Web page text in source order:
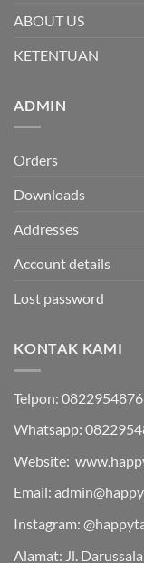
ABOUT US
KETENTUAN
ADMIN
Orders
Downloads
Addresses
Account details
Lost password
KONTAK KAMI
Telpon:
Whatsapp:
Website:
Email:
Instagram:
Alamat: Jl.